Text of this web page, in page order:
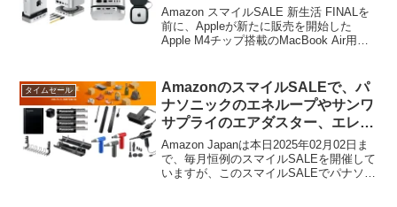
ムセール中。
Amazon スマイルSALE 新生活 FINALを
前に、Appleが新たに販売を開始した
Apple M4チップ搭載のMacBook Air用ケ
ムセールとなっています
タイムセール
AmazonのスマイルSALEで、パ
ナソニックのエネループやサンワ
サプライのエアダスター、エレコ
ムの電源タップなどが特別価格で
販売中。
Amazon Japanは本日2025年02月02日ま
で、毎月恒例のスマイルSALEを開催して
いますが、このスマイルSALEでパナソニ